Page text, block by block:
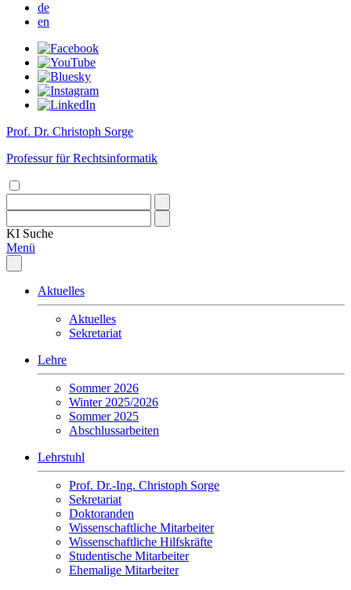
de
en
Prof. Dr. Christoph Sorge
Professur für Rechtsinformatik
KI Suche
Menü
Aktuelles
Aktuelles
Sekretariat
Lehre
Sommer 2026
Winter 2025/2026
Sommer 2025
Abschlussarbeiten
Lehrstuhl
Prof. Dr.-Ing. Christoph Sorge
Sekretariat
Doktoranden
Wissenschaftliche Mitarbeiter
Wissenschaftliche Hilfskräfte
Studentische Mitarbeiter
Ehemalige Mitarbeiter